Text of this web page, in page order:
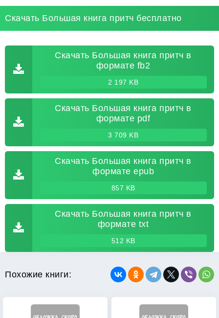
Скачать Большая книга притч бесплатно
Скачать Большая книга притч в
формате fb2
2 197 KB
Скачать Большая книга притч в
формате pdf
3 709 KB
Скачать Большая книга притч в
формате epub
857 KB
Скачать Большая книга притч в
формате txt
512 KB
Похожие книги: